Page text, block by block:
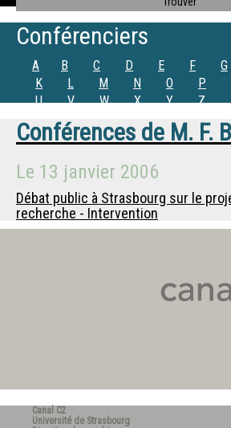
Conférenciers
A B C D E F G
K
L M N O P
U
V W X Y Z
Conférences de M. F.
Le 13 janvier 2006
Débat public à Strasbourg sur le
recherche - Intervention
Canal C2
Université de Strasbourg